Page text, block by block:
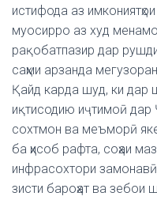
истифода аз
муосирро аз худ
рақобатпазир дар
саҳми арзанда
Қайд карда шуд, ки дар
иқтисодию иҷтимоӣ дар
сохтмон ва меъморӣ
ба ҳисоб рафта, соҳаи
инфрасохтори
зисти бароҳат ва зебои